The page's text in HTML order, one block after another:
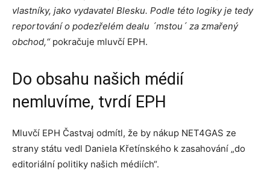
vlastníky, jako vydavatel Blesku. Podle této logiky je tedy
reportování o podezřelém dealu ´mstou´ za zmařený
obchod,“pokračuje mluvčí EPH.
Do obsahu našich médií
nemluvíme, tvrdí EPH
Mluvčí EPH Častvaj odmítl, že by nákup NET4GAS ze
strany státu vedl Daniela Křetínského k zasahování „do
editoriální politiky našich médiích“.